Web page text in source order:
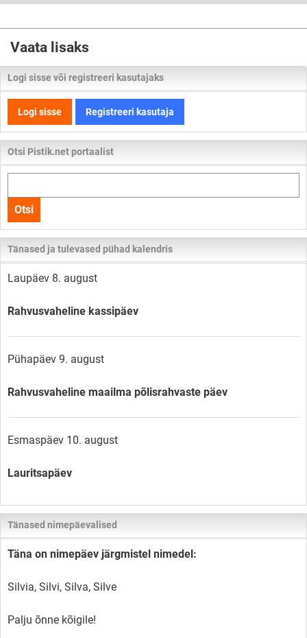
Vaata lisaks
Logi sisse või registreeri kasutajaks
Logi sisse Registreeri kasutaja
Otsi Pistik.net portaalist
kogu
lehelt
Otsi
Tänased ja tulevased pühad kalendris
Laupäev 8. august
Rahvusvaheline kassipäev
Pühapäev 9. august
Rahvusvaheline maailma põlisrahvaste päev
Esmaspäev 10. august
Lauritsapäev
Tänased nimepäevalised
Täna on nimepäev järgmistel nimedel:
Silvia, Silvi, Silva, Silve
Palju õnne kõigile!